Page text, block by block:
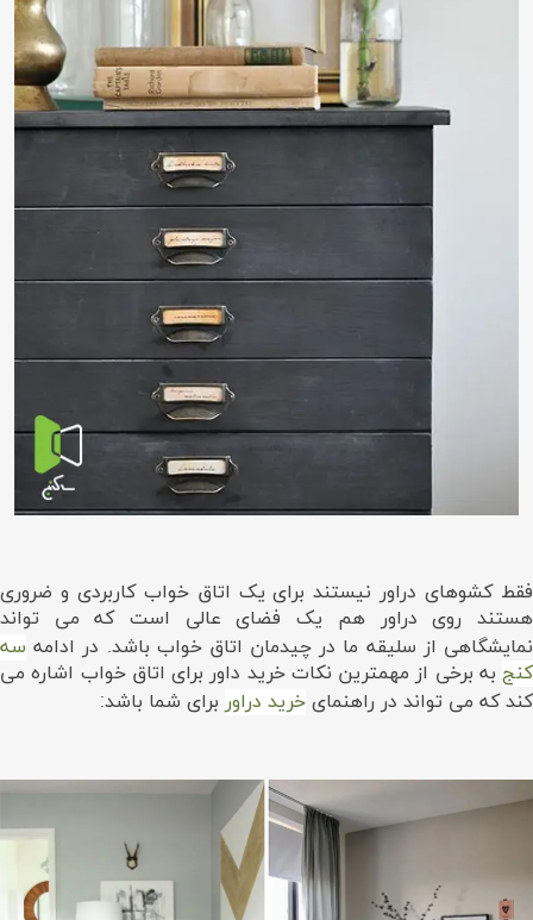
فقط کشوهای دراور نیستند برای یک اتاق خواب کاربردی و ضروری
هستند روی دراور هم یک فضای عالی است که می تواند
نمایشگاهی از سلیقه ما در چیدمان اتاق خواب باشد. در ادامه سه
کنج به برخی از مهمترین نکات خرید داور برای اتاق خواب اشاره می
کند که می تواند در راهنمای خرید دراور برای شما باشد: